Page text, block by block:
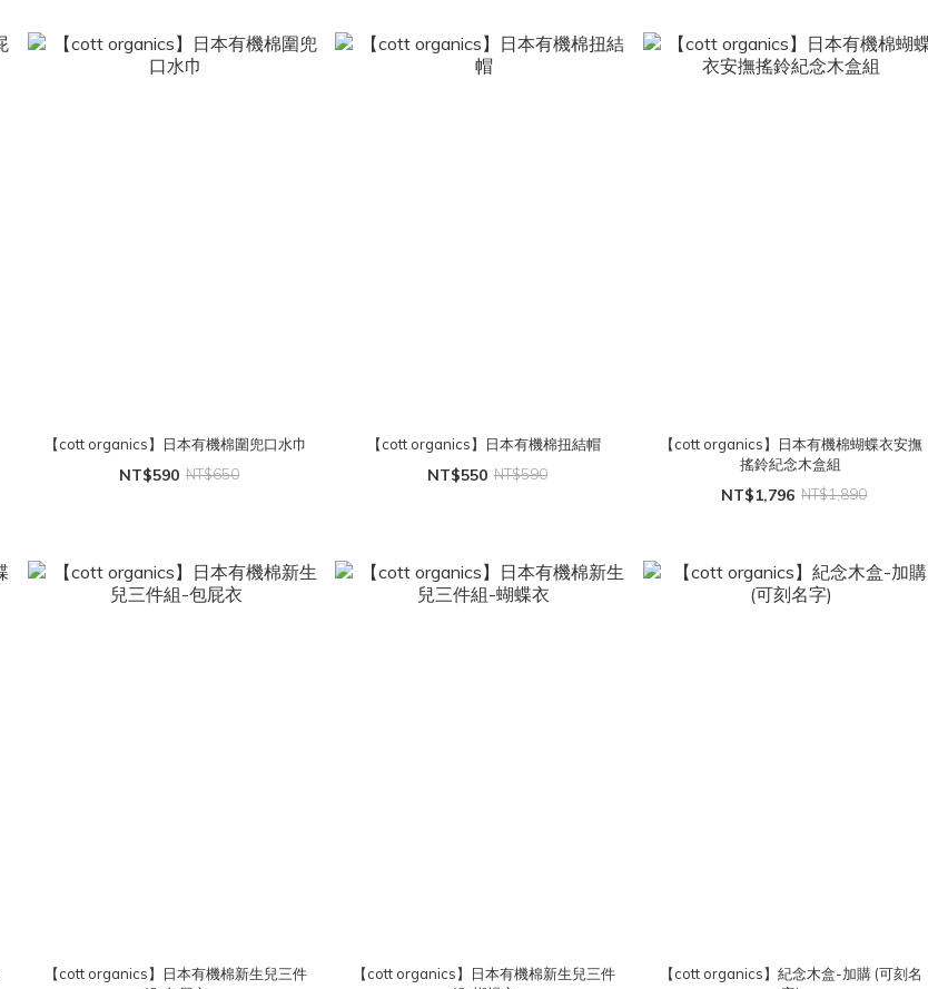
【cott organics】日本有機棉圍兜口水巾
NT$590 NT$650
【cott organics】日本有機棉扭結帽
NT$550 NT$590
【cott organics】日本有機棉蝴蝶衣安撫
搖鈴紀念木盒組
NT$1,796 NT$1,890
【cott organics】日本有機棉新生兒三件
【cott organics】日本有機棉新生兒三件
【cott organics】紀念木盒-加購 (可刻名